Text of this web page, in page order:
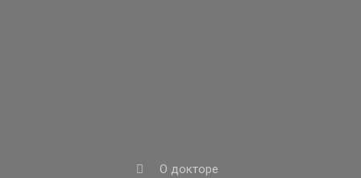
О докторе